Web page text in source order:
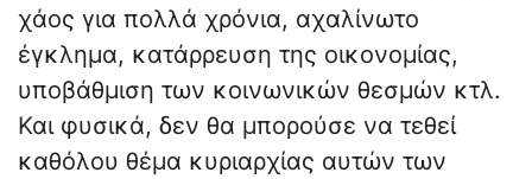
χάος για πολλά χρόνια, αχαλίνωτο
έγκλημα, κατάρρευση της οικονομίας,
υποβάθμιση των κοινωνικών θεσμών κτλ.
Και φυσικά, δεν θα μπορούσε να τεθεί
καθόλου θέμα κυριαρχίας αυτών των